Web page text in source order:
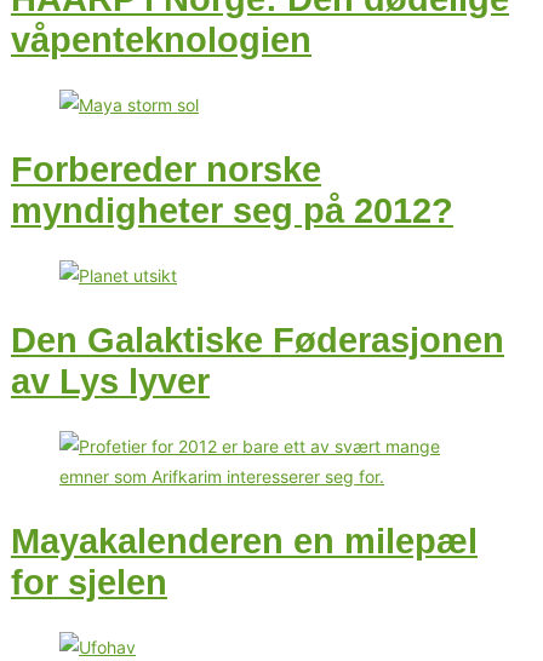
våpenteknologien
Forbereder norske
myndigheter seg på 2012?
Den Galaktiske Føderasjonen
av Lys lyver
Mayakalenderen en milepæl
for sjelen